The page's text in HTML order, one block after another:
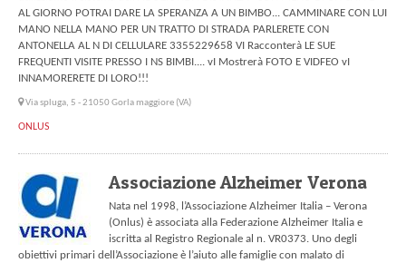
AL GIORNO POTRAI DARE LA SPERANZA A UN BIMBO... CAMMINARE CON LUI
MANO NELLA MANO PER UN TRATTO DI STRADA PARLERETE CON
ANTONELLA AL N DI CELLULARE 3355229658 VI Racconterà LE SUE
FREQUENTI VISITE PRESSO I NS BIMBI.... vI Mostrerà FOTO E VIDFEO vI
INNAMORERETE DI LORO!!!
Via spluga, 5 - 21050 Gorla maggiore (VA)
ONLUS
Associazione Alzheimer Verona
Nata nel 1998, l’Associazione Alzheimer Italia – Verona
(Onlus) è associata alla Federazione Alzheimer Italia e
iscritta al Registro Regionale al n. VR0373. Uno degli
obiettivi primari dell’Associazione è l’aiuto alle famiglie con malato di